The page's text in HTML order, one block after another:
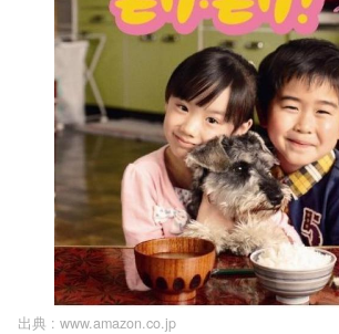
出典 : www.amazon.co.jp